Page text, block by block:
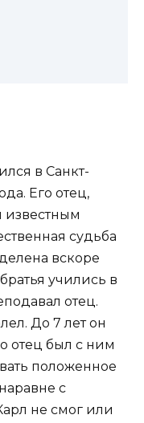
в Санкт-
Его отец,
известным
судьба
вскоре
учились в
отец.
До 7 лет он
отец был с ним
положенное
с
не смог или